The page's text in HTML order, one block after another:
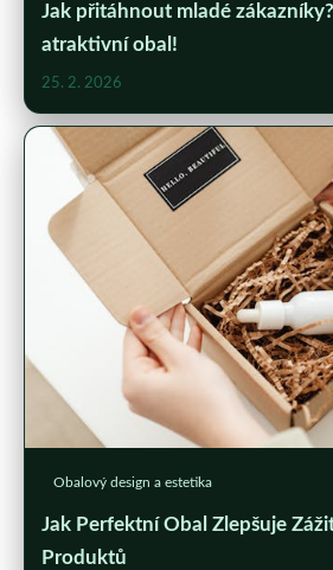
Jak přitáhnout mladé
atraktivní obal!
25. 2. 2026
Obalový design a estetika
Jak Perfektní Obal Zlepšuje
Produktů